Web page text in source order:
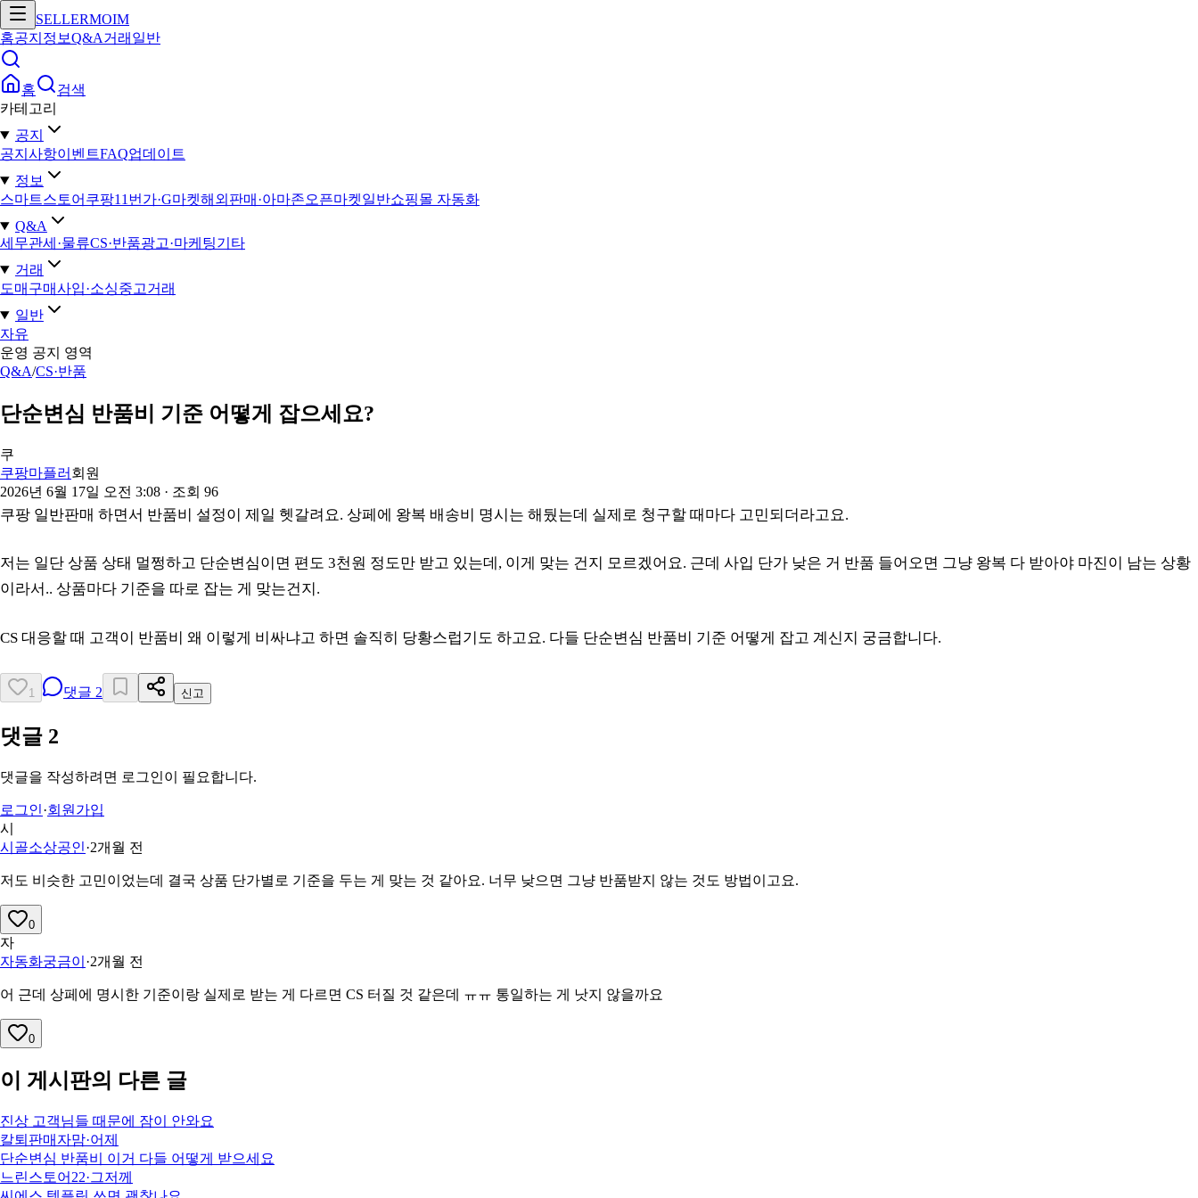
SELLERMOIM
홈공지 정보Q&A거래 일반
홈
검색
카테고리
공지
공지사항이벤트FAQ업데이트
정보
스마트스토어 쿠팡11번가·G마켓해외판매·아마존오픈마켓일반쇼핑몰 자동화
Q&A
세무관세·물류CS·반품광고·마케팅기타
거래
도매구매사입·소싱중고거래
일반
자유
운영 공지 영역
Q&A/CS·반품
단순변심 반품비 기준 어떻게 잡으세요?
쿠
쿠팡마플러 회원
2026년 6월 17일 오전 3:08 · 조회 96
쿠팡 일반판매 하면서 반품비 설정이 제일 헷갈려요. 상페에 왕복 배송비 명시는 해뒀는데 실제로 청구할 때마다 고민되더라고요.
저는 일단 상품 상태 멀쩡하고 단순변심이면 편도 3천원 정도만 받고 있는데, 이게 맞는 건지 모르겠어요. 근데 사입 단가 낮은 거 반품 들어오면 그냥 왕복 다 받아야 마진이 남는 상황
이라서.. 상품마다 기준을 따로 잡는 게 맞는건지.
CS 대응할 때 고객이 반품비 왜 이렇게 비싸냐고 하면 솔직히 당황스럽기도 하고요. 다들 단순변심 반품비 기준 어떻게 잡고 계신지 궁금합니다.
1 댓글 2 신고
댓글 2
댓글을 작성하려면 로그인이 필요합니다.
로그인·회원가입
시
시골소상공인·2개월 전
저도 비슷한 고민이었는데 결국 상품 단가별로 기준을 두는 게 맞는 것 같아요. 너무 낮으면 그냥 반품받지 않는 것도 방법이고요.
0
자
자동화궁금이 ·2개월 전
어 근데 상페에 명시한 기준이랑 실제로 받는 게 다르면 CS 터질 것 같은데 ㅠㅠ 통일하는 게 낫지 않을까요
0
이 게시판의 다른 글
진상 고객님들 때문에 잠이 안와요
칼퇴판매자맘·어제
단순변심 반품비 이거 다들 어떻게 받으세요
느린스토어22·그저께